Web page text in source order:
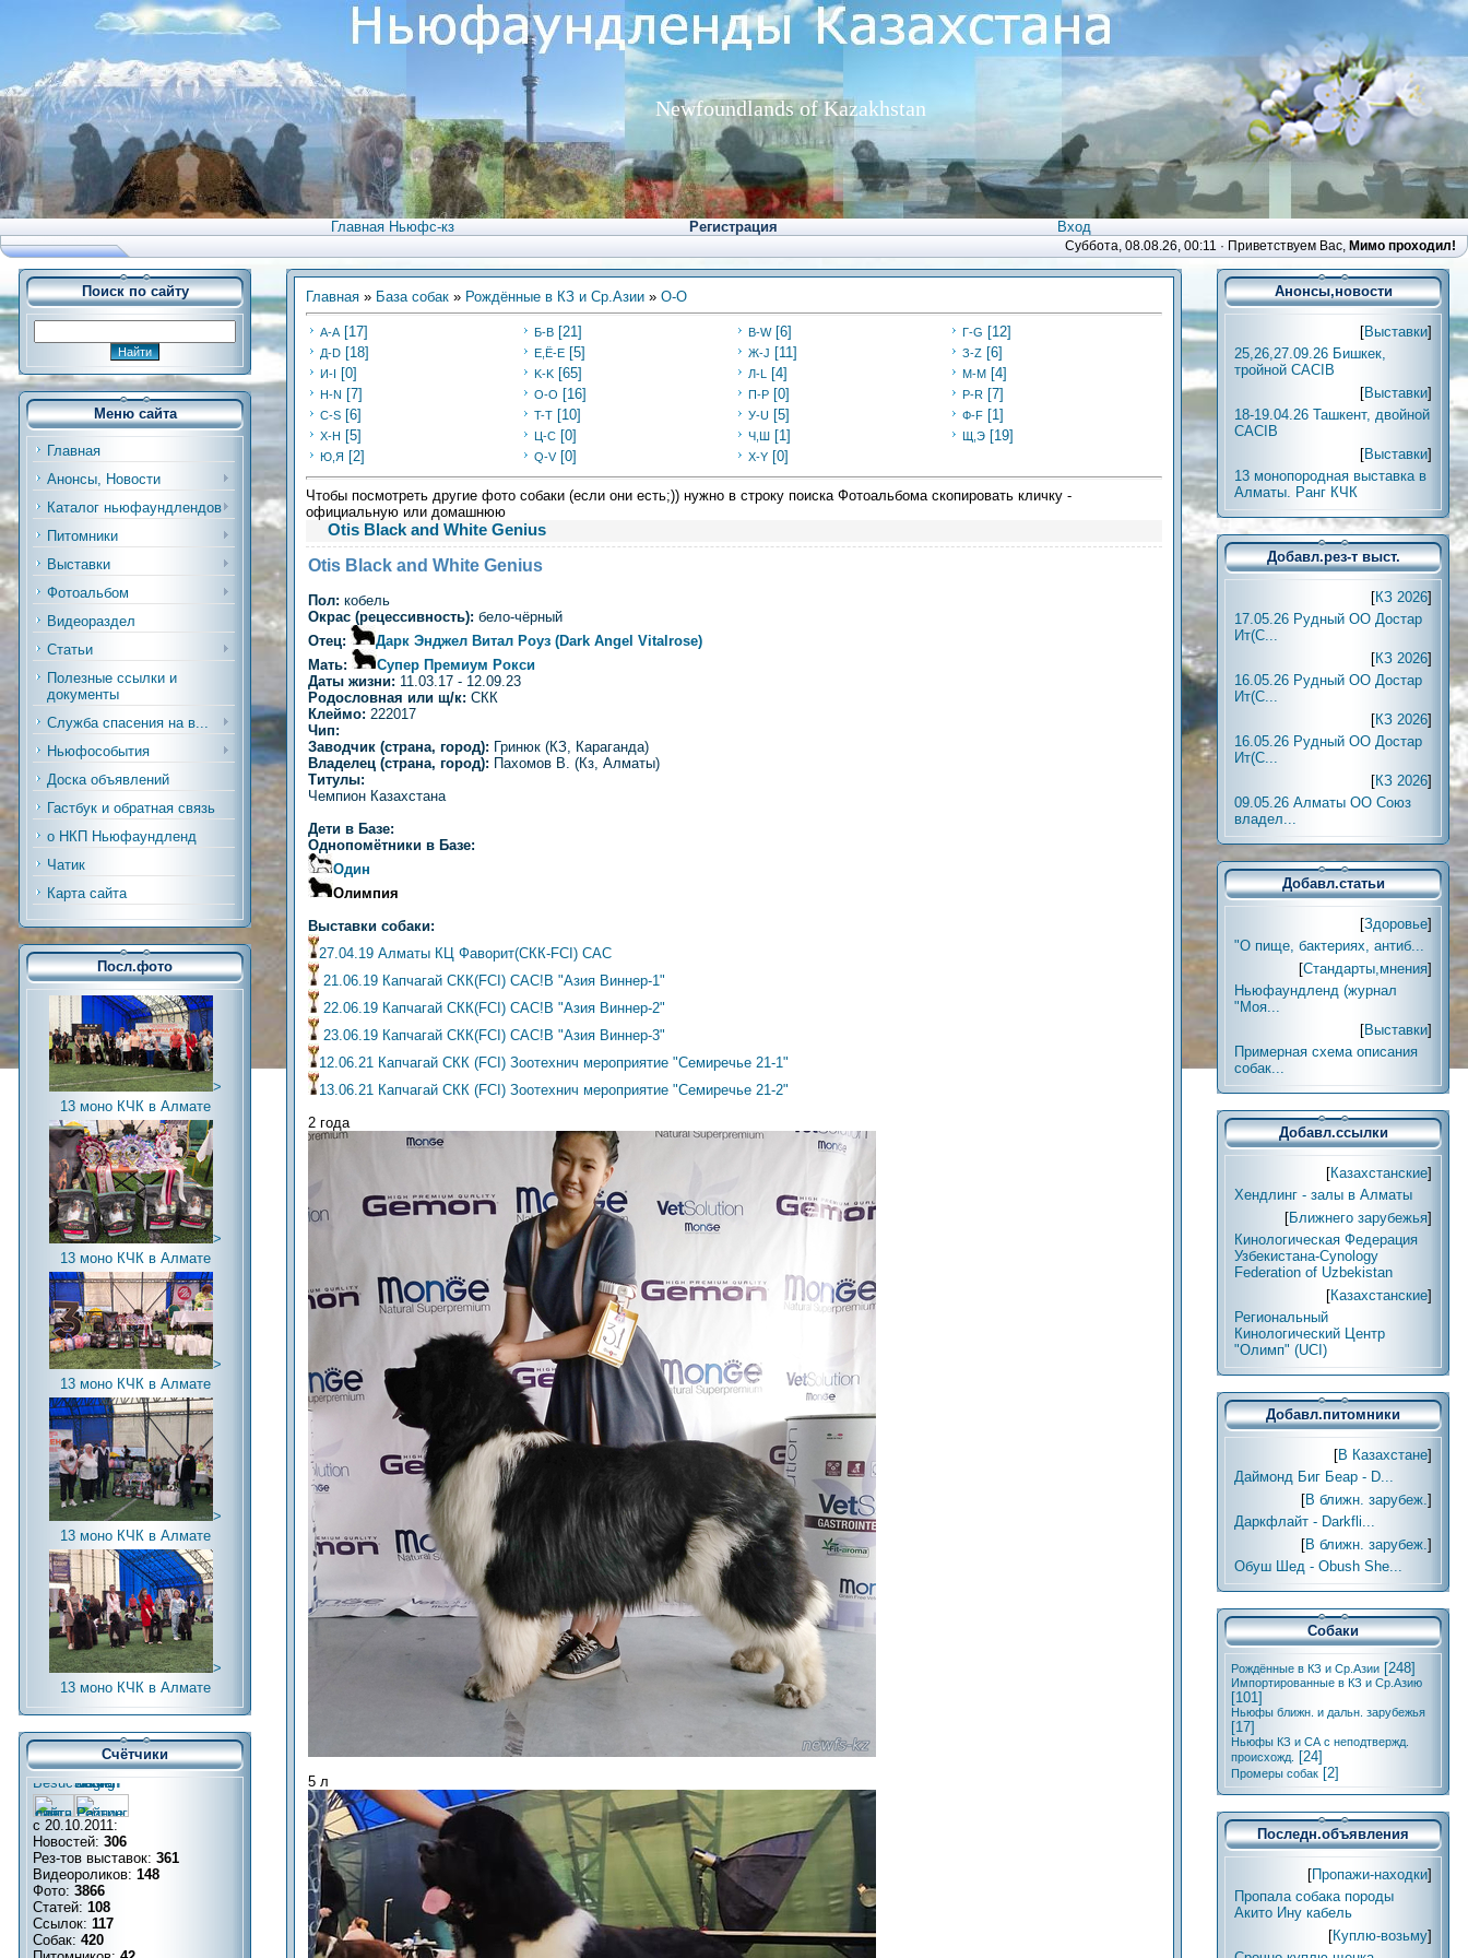
Newfoundlands of Kazakhstan
Главная Ньюфс-кз Регистрация Вход
Суббота, 08.08.26, 00:11 · Приветствуем Вас, Мимо проходил!
Поиск по сайту
Меню сайта
Главная
Анонсы, Новости
Каталог ньюфаундлендов
Питомники
Выставки
Фотоальбом
Видеораздел
Статьи
Полезные ссылки и
документы
Служба спасения на в...
Ньюфособытия
Доска объявлений
Гастбук и обратная связь
о НКП Ньюфаундленд
Чатик
Карта сайта
Посл.фото
>
13 моно КЧК в Алмате
>
13 моно КЧК в Алмате
>
13 моно КЧК в Алмате
>
13 моно КЧК в Алмате
>
13 моно КЧК в Алмате
Счётчики
с 20.10.2011:
Новостей: 306
Рез-тов выставок: 361
Видеороликов: 148
Фото: 3866
Статей: 108
Ссылок: 117
Собак: 420
Главная » База собак » Рождённые в КЗ и Ср.Азии » O-O
А-А [17] Б-В [21] В-W [6] Г-G [12]
Д-D [18] Е,Ё-Е [5] Ж-J [11] З-Z [6]
И-I [0] K-K [65] Л-L [4] M-M [4]
Н-N [7] O-O [16] П-P [0] Р-R [7]
C-S [6] T-T [10] У-U [5] Ф-F [1]
Х-H [5] Ц-C [0] Ч,Ш [1] Щ,Э [19]
Ю,Я [2] Q-V [0] X-Y [0]
Чтобы посмотреть другие фото собаки (если они есть;)) нужно в строку поиска Фотоальбома скопировать кличку -
официальную или домашнюю
Otis Black and White Genius
Otis Black and White Genius
Пол: кобель
Окрас (рецессивность): бело-чёрный
Отец:
Дарк Энджел Витал Роуз (Dark Angel Vitalrose)
Мать:
Супер Премиум Рокси
Даты жизни: 11.03.17 - 12.09.23
Родословная или щ/к: СКК
Клеймо: 222017
Чип:
Заводчик (страна, город): Гринюк (КЗ, Караганда)
Владелец (страна, город): Пахомов В. (Кз, Алматы)
Титулы:
Чемпион Казахстана
Дети в Базе:
Однопомётники в Базе:
Один
Олимпия
Выставки собаки:
27.04.19 Алматы КЦ Фаворит(СКК-FCI) САС
21.06.19 Капчагай СКК(FCI) САС!В "Азия Виннер-1"
22.06.19 Капчагай СКК(FCI) САС!В "Азия Виннер-2"
23.06.19 Капчагай СКК(FCI) САС!В "Азия Виннер-3"
12.06.21 Капчагай СКК (FCI) Зоотехнич мероприятие "Семиречье 21-1"
13.06.21 Капчагай СКК (FCI) Зоотехнич мероприятие "Семиречье 21-2"
2 года
5 л
Анонсы,новости
[Выставки]
25,26,27.09.26 Бишкек,
тройной CACIB
[Выставки]
18-19.04.26 Ташкент, двойной
CACIB
[Выставки]
13 монопородная выставка в
Алматы. Ранг КЧК
Добавл.рез-т выст.
[КЗ 2026]
17.05.26 Рудный ОО Достар
Ит(С...
[КЗ 2026]
16.05.26 Рудный ОО Достар
Ит(С...
[КЗ 2026]
16.05.26 Рудный ОО Достар
Ит(С...
[КЗ 2026]
09.05.26 Алматы ОО Союз
владел...
Добавл.статьи
[Здоровье]
"О пище, бактериях, антиб...
[Стандарты,мнения]
Ньюфаундленд (журнал
"Моя...
[Выставки]
Примерная схема описания
собак...
Добавл.ссылки
[Казахстанские]
Хендлинг - залы в Алматы
[Ближнего зарубежья]
Кинологическая Федерация
Узбекистана-Cynology
Federation of Uzbekistan
[Казахстанские]
Региональный
Кинологический Центр
"Олимп" (UCI)
Добавл.питомники
[В Казахстане]
Даймонд Биг Беар - D...
[В ближн. зарубеж.]
Даркфлайт - Darkfli...
[В ближн. зарубеж.]
Обуш Шед - Obush She...
Собаки
Рождённые в КЗ и Ср.Азии [248]
Импортированные в КЗ и Ср.Азию
[101]
Ньюфы ближн. и дальн. зарубежья
[17]
Ньюфы КЗ и СА с неподтвержд.
происхожд.
[24]
Промеры собак [2]
Последн.объявления
[Пропажи-находки]
Пропала собака породы
Акито Ину кабель
[Куплю-возьму]